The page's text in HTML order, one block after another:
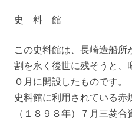
史 料 館
この史料館は、長崎造船
割を永く後世に残そうと、
０月に開設したものです。
史料館に利用されている
（１８９８年）７月三菱